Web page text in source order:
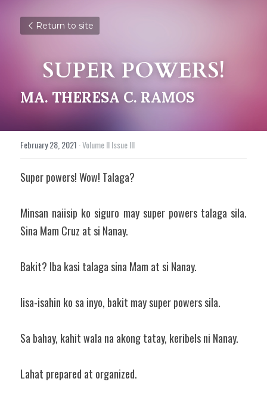
Return to site
SUPER POWERS!
MA. THERESA C. RAMOS
February 28, 2021 ·Volume II Issue III
Super powers! Wow! Talaga?
Minsan naiisip ko siguro may super powers talaga sila.
Sina Mam Cruz at si Nanay.
Bakit? Iba kasi talaga sina Mam at si Nanay.
Iisa-isahin ko sa inyo, bakit may super powers sila.
Sa bahay, kahit wala na akong tatay, keribels ni Nanay.
Lahat prepared at organized.